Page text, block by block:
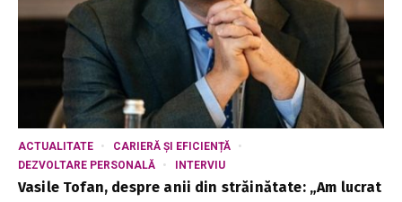
ACTUALITATE
CARIERĂ ȘI EFICIENȚĂ
DEZVOLTARE PERSONALĂ
INTERVIU
Vasile Tofan, despre anii din străinătate: „Am lucrat